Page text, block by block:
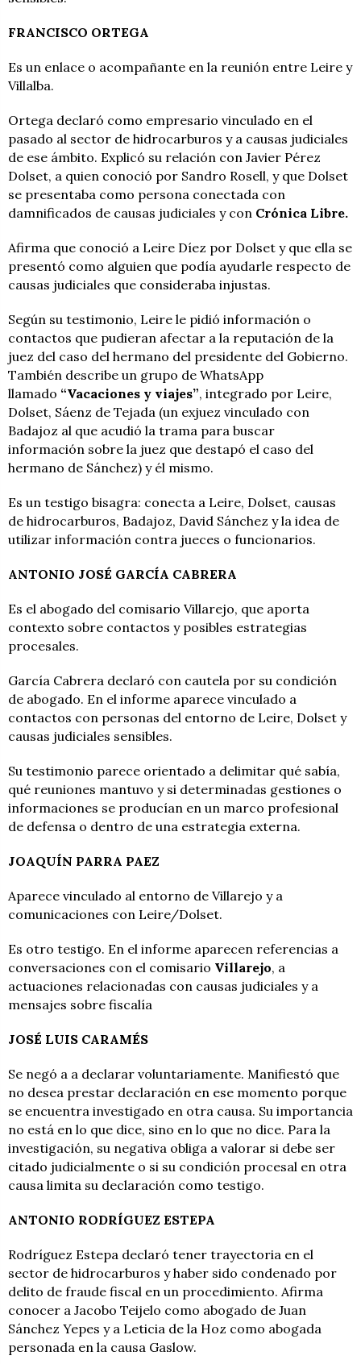
FRANCISCO ORTEGA
Es un enlace o acompañante en la reunión entre Leire y
Villalba.
Ortega declaró como empresario vinculado en el
pasado al sector de hidrocarburos y a causas judiciales
de ese ámbito. Explicó su relación con Javier Pérez
Dolset, a quien conoció por Sandro Rosell, y que Dolset
se presentaba como persona conectada con
damnificados de causas judiciales y con Crónica Libre.
Afirma que conoció a Leire Díez por Dolset y que ella se
presentó como alguien que podía ayudarle respecto de
causas judiciales que consideraba injustas.
Según su testimonio, Leire le pidió información o
contactos que pudieran afectar a la reputación de la
juez del caso del hermano del presidente del Gobierno.
También describe un grupo de WhatsApp
llamado “Vacaciones y viajes”, integrado por Leire,
Dolset, Sáenz de Tejada (un exjuez vinculado con
Badajoz al que acudió la trama para buscar
información sobre la juez que destapó el caso del
hermano de Sánchez) y él mismo.
Es un testigo bisagra: conecta a Leire, Dolset, causas
de hidrocarburos, Badajoz, David Sánchez y la idea de
utilizar información contra jueces o funcionarios.
ANTONIO JOSÉ GARCÍA CABRERA
Es el abogado del comisario Villarejo, que aporta
contexto sobre contactos y posibles estrategias
procesales.
García Cabrera declaró con cautela por su condición
de abogado. En el informe aparece vinculado a
contactos con personas del entorno de Leire, Dolset y
causas judiciales sensibles.
Su testimonio parece orientado a delimitar qué sabía,
qué reuniones mantuvo y si determinadas gestiones o
informaciones se producían en un marco profesional
de defensa o dentro de una estrategia externa.
JOAQUÍN PARRA PAEZ
Aparece vinculado al entorno de Villarejo y a
comunicaciones con Leire/Dolset.
Es otro testigo. En el informe aparecen referencias a
conversaciones con el comisario Villarejo, a
actuaciones relacionadas con causas judiciales y a
mensajes sobre fiscalía
JOSÉ LUIS CARAMÉS
Se negó a a declarar voluntariamente. Manifiestó que
no desea prestar declaración en ese momento porque
se encuentra investigado en otra causa. Su importancia
no está en lo que dice, sino en lo que no dice. Para la
investigación, su negativa obliga a valorar si debe ser
citado judicialmente o si su condición procesal en otra
causa limita su declaración como testigo.
ANTONIO RODRÍGUEZ ESTEPA
Rodríguez Estepa declaró tener trayectoria en el
sector de hidrocarburos y haber sido condenado por
delito de fraude fiscal en un procedimiento. Afirma
conocer a Jacobo Teijelo como abogado de Juan
Sánchez Yepes y a Leticia de la Hoz como abogada
personada en la causa Gaslow.